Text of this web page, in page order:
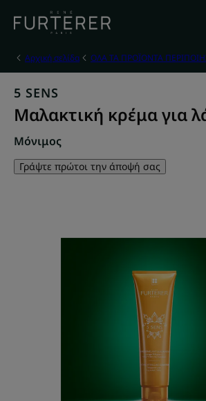
Αρχική σελίδα ΟΛΑ ΤΑ ΠΡΟΪΟΝΤΑ
5 SENS
Μαλακτική κρέμα για
Μόνιμος
Γράψτε πρώτοι την άποψή σας